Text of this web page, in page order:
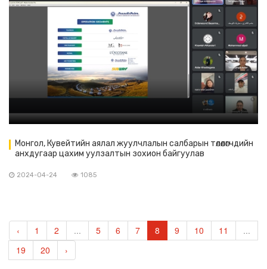
Монгол, Кувейтийн аялал жуулчлалын салбарын төлөөлөгчдийн
анхдугаар цахим уулзалтын зохион байгуулав
2024-04-24 1085
‹ 1 2 ... 5 6 7 8 9 10 11
...
19
20 ›